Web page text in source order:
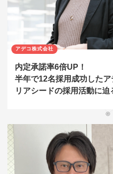
アデコ株式会社
内定承諾率6倍UP！
半年で12名採用成功した
リアシードの採用活動に迫